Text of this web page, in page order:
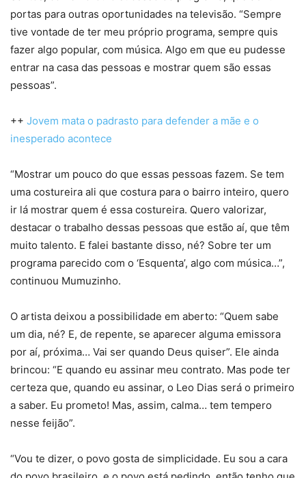
portas para outras oportunidades na televisão. “Sempre
tive vontade de ter meu próprio programa, sempre quis
fazer algo popular, com música. Algo em que eu pudesse
entrar na casa das pessoas e mostrar quem são essas
pessoas”.
++ Jovem mata o padrasto para defender a mãe e o
inesperado acontece
“Mostrar um pouco do que essas pessoas fazem. Se tem
uma costureira ali que costura para o bairro inteiro, quero
ir lá mostrar quem é essa costureira. Quero valorizar,
destacar o trabalho dessas pessoas que estão aí, que têm
muito talento. E falei bastante disso, né? Sobre ter um
programa parecido com o ‘Esquenta’, algo com música…”,
continuou Mumuzinho.
O artista deixou a possibilidade em aberto: “Quem sabe
um dia, né? E, de repente, se aparecer alguma emissora
por aí, próxima… Vai ser quando Deus quiser”. Ele ainda
brincou: “E quando eu assinar meu contrato. Mas pode ter
certeza que, quando eu assinar, o Leo Dias será o primeiro
a saber. Eu prometo! Mas, assim, calma… tem tempero
nesse feijão”.
“Vou te dizer, o povo gosta de simplicidade. Eu sou a cara